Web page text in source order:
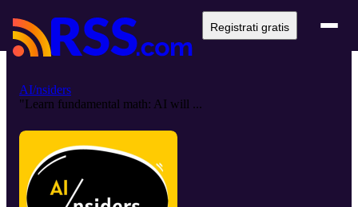
Registrati gratis
AI/nsiders
"Learn fundamental math: AI will ...